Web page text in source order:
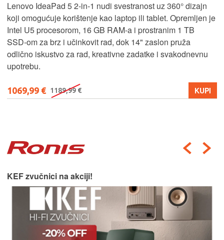
Lenovo IdeaPad 5 2‑in‑1 nudi svestranost uz 360° dizajn
koji omogućuje korištenje kao laptop ili tablet. Opremljen je
Intel U5 procesorom, 16 GB RAM-a i prostranim 1 TB
SSD‑om za brz i učinkovit rad, dok 14" zaslon pruža
odlično iskustvo za rad, kreativne zadatke i svakodnevnu
upotrebu.
1069,99 € 1189,99 € KUPI
KEF zvučnici na akciji!